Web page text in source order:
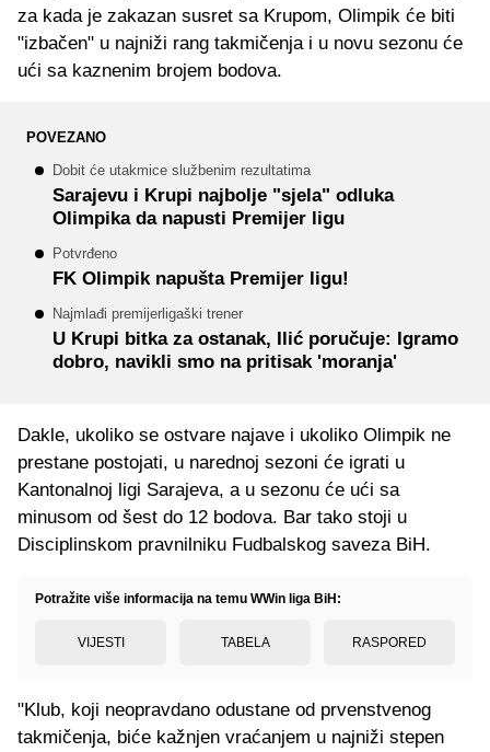
za kada je zakazan susret sa Krupom, Olimpik će biti
"izbačen" u najniži rang takmičenja i u novu sezonu će
ući sa kaznenim brojem bodova.
POVEZANO
Dobit će utakmice službenim rezultatima
Sarajevu i Krupi najbolje "sjela" odluka
Olimpika da napusti Premijer ligu
Potvrđeno
FK Olimpik napušta Premijer ligu!
Najmlađi premijerligaški trener
U Krupi bitka za ostanak, Ilić poručuje: Igramo
dobro, navikli smo na pritisak 'moranja'
Dakle, ukoliko se ostvare najave i ukoliko Olimpik ne
prestane postojati, u narednoj sezoni će igrati u
Kantonalnoj ligi Sarajeva, a u sezonu će ući sa
minusom od šest do 12 bodova. Bar tako stoji u
Disciplinskom pravnilniku Fudbalskog saveza BiH.
Potražite više informacija na temu WWin liga BiH:
VIJESTI TABELA RASPORED
"Klub, koji neopravdano odustane od prvenstvenog
takmičenja, biće kažnjen vraćanjem u najniži stepen